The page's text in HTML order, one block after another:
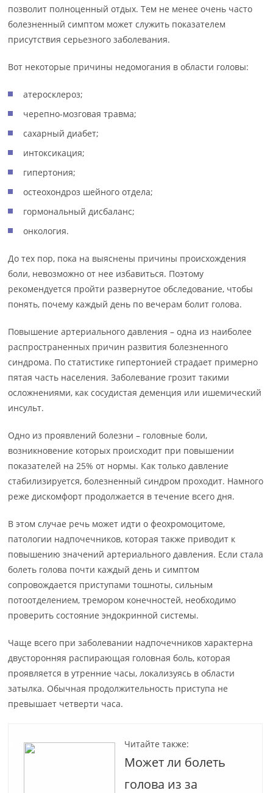
позволит полноценный отдых. Тем не менее очень часто
болезненный симптом может служить показателем
присутствия серьезного заболевания.
Вот некоторые причины недомогания в области головы:
атеросклероз;
черепно-мозговая травма;
сахарный диабет;
интоксикация;
гипертония;
остеохондроз шейного отдела;
гормональный дисбаланс;
онкология.
До тех пор, пока на выяснены причины происхождения
боли, невозможно от нее избавиться. Поэтому
рекомендуется пройти развернутое обследование, чтобы
понять, почему каждый день по вечерам болит голова.
Повышение артериального давления – одна из наиболее
распространенных причин развития болезненного
синдрома. По статистике гипертонией страдает примерно
пятая часть населения. Заболевание грозит такими
осложнениями, как сосудистая деменция или ишемический
инсульт.
Одно из проявлений болезни – головные боли,
возникновение которых происходит при повышении
показателей на 25% от нормы. Как только давление
стабилизируется, болезненный синдром проходит. Намного
реже дискомфорт продолжается в течение всего дня.
В этом случае речь может идти о феохромоцитоме,
патологии надпочечников, которая также приводит к
повышению значений артериального давления. Если стала
болеть голова почти каждый день и симптом
сопровождается приступами тошноты, сильным
потоотделением, тремором конечностей, необходимо
проверить состояние эндокринной системы.
Чаще всего при заболевании надпочечников характерна
двусторонняя распирающая головная боль, которая
проявляется в утренние часы, локализуясь в области
затылка. Обычная продолжительность приступа не
превышает четверти часа.
Читайте также:
Может ли болеть
голова из за